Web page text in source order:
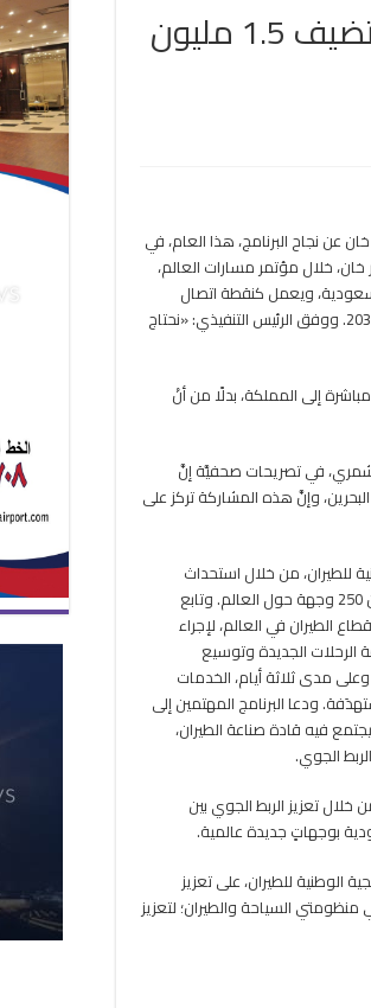
السعودية تستقطب 12 شركة طيران وتضيف 1.5 مليون
عن نجاح البرنامج، هذا العام، في
أكثر من 1.5 مليون مقعد. وذكر خان، خلال مؤتمر مسارات العالم،
أنَّ برنامج الربط الجوي يقود الاتصال للمطارات الـ29 في السعودية، ويعمل كنقطة اتصال
واحدة للتأكد من تحقيق الأهداف السياحية بالوصول إلى 150 مليونًا بحلول عام 2030. ووفق الرئيس التنفيذي: «نحتاج
إلى المملكة، بدلًا من أنْ
الشمري، في تصريحات صحفيَّة إنَّ
وإنَّ هذه المشاركة تركز على
للطيران، من خلال استحداث
مسارات جويَّة جديدة مباشرة، وتعزيز الرحلات الحالية؛ من أجل الوصول إلى أكثر من 250 وجهة حول العالم. وتابع
مع صنَّاع قطاع الطيران في العالم، لإجراء
الرحلات الجديدة وتوسيع
مدى ثلاثة أيام، الخدمات
ودعا البرنامج المهتمين إلى
الربط الجوي، في مؤتمر مسارات العالم 2024، الذي يجتمع فيه قادة صناعة الطيران،
بالمملكة، من خلال تعزيز الربط الجوي بين
بوجهاتٍ جديدة عالمية.
الوطنية للطيران، على تعزيز
منظومتي السياحة والطيران؛ لتعزيز